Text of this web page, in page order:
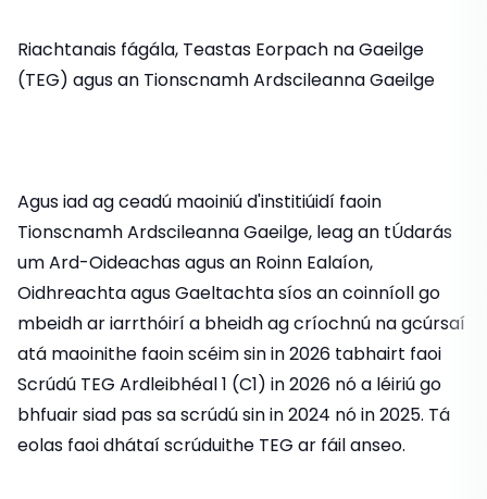
Riachtanais fágála, Teastas Eorpach na Gaeilge
(TEG) agus an Tionscnamh Ardscileanna Gaeilge
Agus iad ag ceadú maoiniú d'institiúidí faoin
Tionscnamh Ardscileanna Gaeilge, leag an tÚdarás
um Ard-Oideachas agus an Roinn Ealaíon,
Oidhreachta agus Gaeltachta síos an coinníoll go
mbeidh ar iarrthóirí a bheidh ag críochnú na gcúrsaí
atá maoinithe faoin scéim sin in 2026 tabhairt faoi
Scrúdú TEG Ardleibhéal 1 (C1) in 2026 nó a léiriú go
bhfuair siad pas sa scrúdú sin in 2024 nó in 2025. Tá
eolas faoi dhátaí scrúduithe TEG ar fáil anseo.